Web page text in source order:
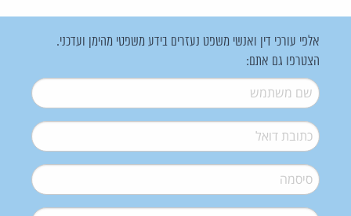
אלפי עורכי דין ואנשי משפט נעזרים בידע משפטי מהימן ועדכני.
הצטרפו גם אתם:
שם משתמש*
דואל*
סיסמה*